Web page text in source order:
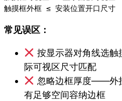
常见误区：
按显示器对角线选
际可视区尺寸匹配
忽略边框厚度——外
有足够空间容纳边框